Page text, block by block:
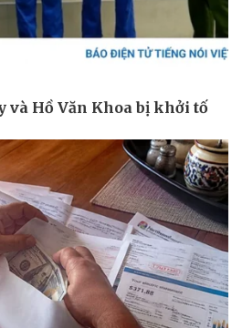
Podcast
Câu chuyện thời sự
Đọc truyện đêm khuya
Cửa sổ tình yêu
Kể chuyện cho bé
Hạt giống tâm hồn